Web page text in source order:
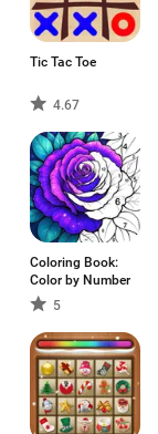
Tic Tac Toe
4.67
Coloring Book:
Color by Number
5